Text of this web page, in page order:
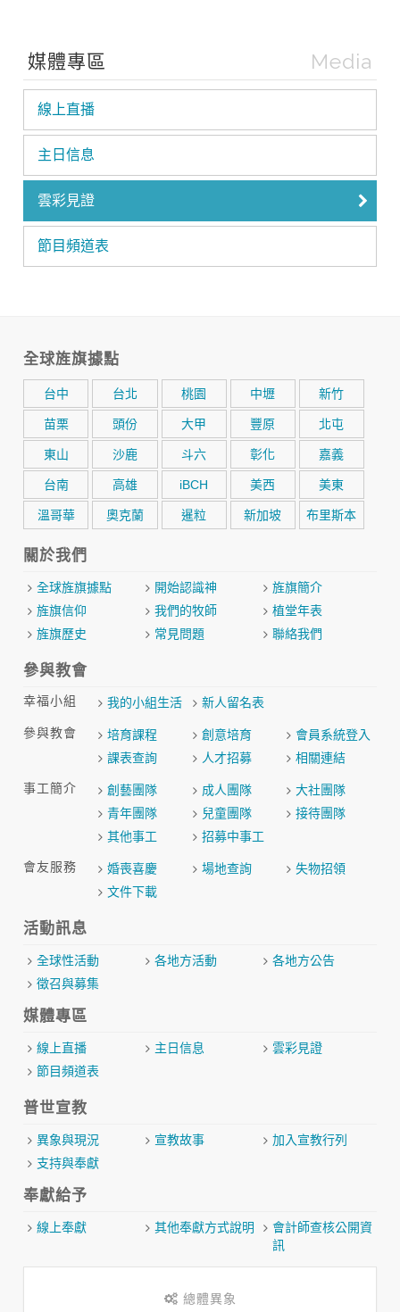
媒體專區 Media
線上直播
主日信息
雲彩見證
節目頻道表
全球旌旗據點
台中 台北 桃園 中壢 新竹
苗栗 頭份 大甲 豐原 北屯
東山 沙鹿 斗六 彰化 嘉義
台南 高雄 iBCH 美西 美東
溫哥華 奧克蘭 暹粒 新加坡 布里斯本
關於我們
全球旌旗據點 開始認識神
旌旗簡介
旌旗信仰
我們的牧師
植堂年表
旌旗歷史
常見問題 聯絡我們
參與教會
幸福小組 我的小組生活 新人留名表
參與教會 培育課程 創意培育
會員系統登入
課表查詢
人才招募 相關連結
事工簡介 創藝團隊 成人團隊
大社團隊
青年團隊
兒童團隊
接待團隊
其他事工
招募中事工
會友服務 婚喪喜慶 場地查詢
失物招領
文件下載
活動訊息
全球性活動 各地方活動
各地方公告
徵召與募集
媒體專區
線上直播 主日信息
雲彩見證
節目頻道表
普世宣教
異象與現況 宣教故事
加入宣教行列
支持與奉獻
奉獻給予
線上奉獻 其他奉獻方式說明
會計師查核公開資
訊
總體異象